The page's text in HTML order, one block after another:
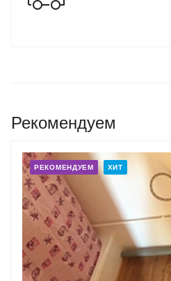
Рекомендуем
РЕКОМЕНДУЕМ ХИТ